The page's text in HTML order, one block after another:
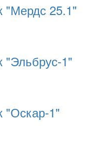
"Мердс 25.1"
"Эльбрус-1"
"Оскар-1"